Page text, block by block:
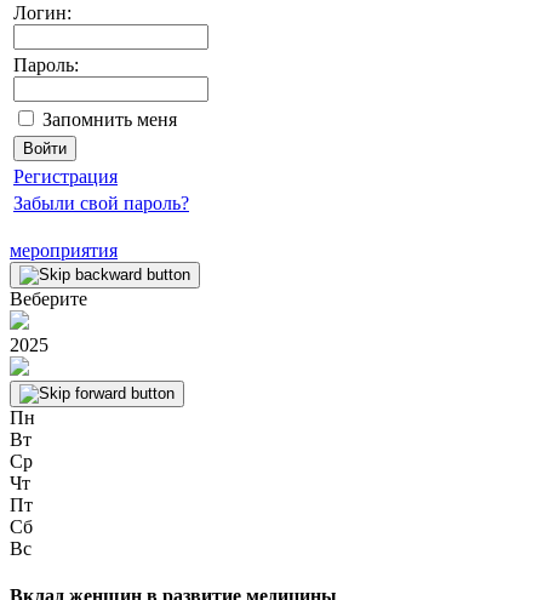
Логин:
Пароль:
Запомнить меня
Регистрация
Забыли свой пароль?
мероприятия
Веберите
2025
Пн
Вт
Ср
Чт
Пт
Сб
Вс
Вклад женщин в развитие медицины